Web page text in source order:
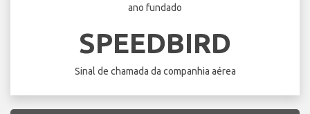
ano fundado
SPEEDBIRD
Sinal de chamada da companhia aérea